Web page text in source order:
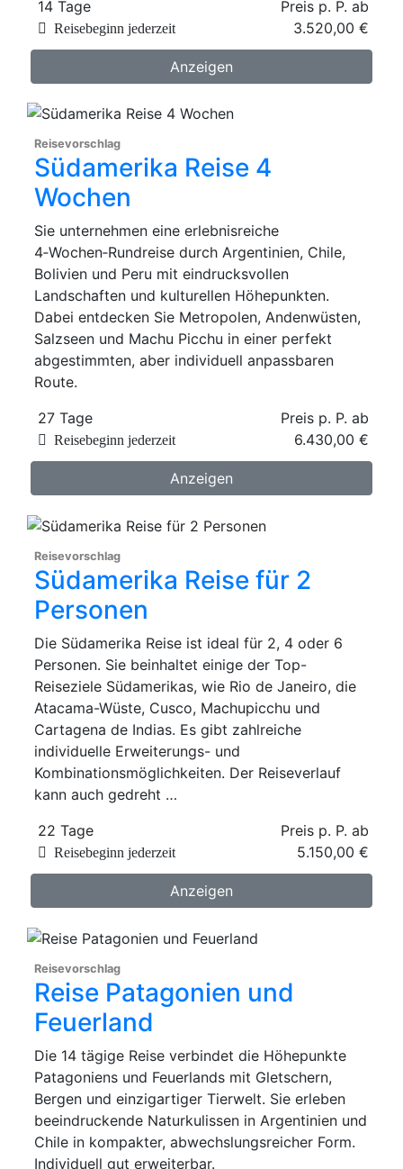
14 Tage
Preis p. P. ab
3.520,00 €
Reisebeginn jederzeit
Anzeigen
Reisevorschlag
Südamerika Reise 4
Wochen
Sie unternehmen eine erlebnisreiche
4‑Wochen‑Rundreise durch Argentinien, Chile,
Bolivien und Peru mit eindrucksvollen
Landschaften und kulturellen Höhepunkten.
Dabei entdecken Sie Metropolen, Andenwüsten,
Salzseen und Machu Picchu in einer perfekt
abgestimmten, aber individuell anpassbaren
Route.
27 Tage
Preis p. P. ab
6.430,00 €
Reisebeginn jederzeit
Anzeigen
Reisevorschlag
Südamerika Reise für 2
Personen
Die Südamerika Reise ist ideal für 2, 4 oder 6
Personen. Sie beinhaltet einige der Top-
Reiseziele Südamerikas, wie Rio de Janeiro, die
Atacama-Wüste, Cusco, Machupicchu und
Cartagena de Indias. Es gibt zahlreiche
individuelle Erweiterungs- und
Kombinationsmöglichkeiten. Der Reiseverlauf
kann auch gedreht …
22 Tage
Preis p. P. ab
5.150,00 €
Reisebeginn jederzeit
Anzeigen
Reisevorschlag
Reise Patagonien und
Feuerland
Die 14 tägige Reise verbindet die Höhepunkte
Patagoniens und Feuerlands mit Gletschern,
Bergen und einzigartiger Tierwelt. Sie erleben
beeindruckende Naturkulissen in Argentinien und
Chile in kompakter, abwechslungsreicher Form.
Individuell gut erweiterbar.